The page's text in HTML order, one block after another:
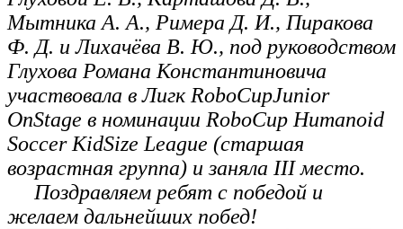
Мытника А. А., Римера Д. И., Пиракова
Ф. Д. и Лихачёва В. Ю., под руководством
Глухова Романа Константиновича
участвовала в Лигк RoboCupJunior
OnStage в номинации RoboCup Humanoid
Soccer KidSize League (старшая
возрастная группа) и заняла III место.
Поздравляем ребят с победой и
желаем дальнейших побед!